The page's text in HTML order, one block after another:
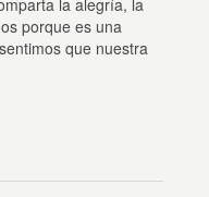
porque es una
que nuestra